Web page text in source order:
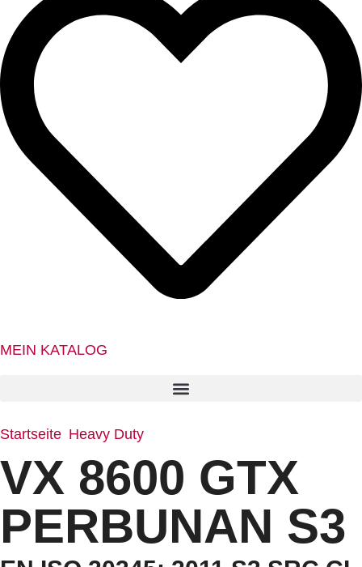
MEIN KATALOG
Startseite Heavy Duty
VX 8600 GTX
PERBUNAN S3